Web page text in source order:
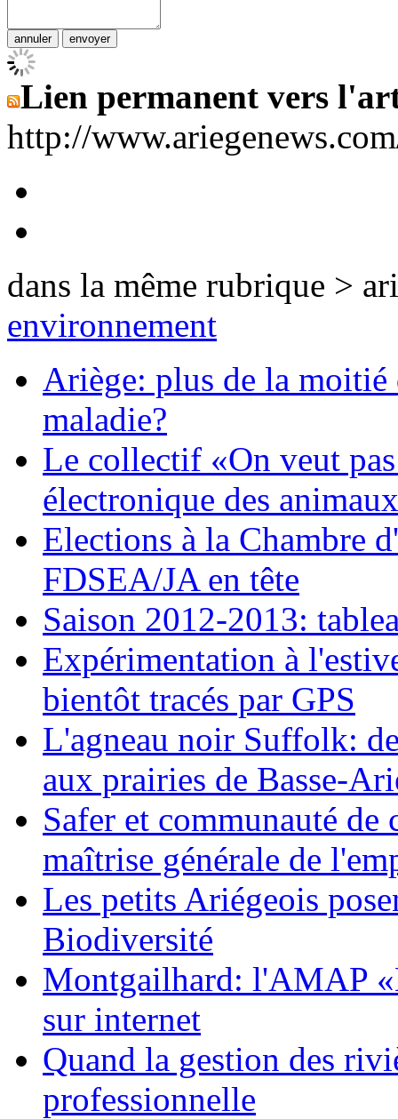
Lien permanent vers
http://
dans la même rubrique >
environnement
Ariège: plus de la moitié
maladie?
Le collectif «On veut
électronique des animaux
Elections à la Chambre
FDSEA/JA en tête
Saison 2012-2013:
Expérimentation à
bientôt tracés par GPS
L'agneau noir Suffolk:
aux prairies de Basse-
Safer et communauté de
maîtrise générale de
Les petits Ariégeois
Biodiversité
Montgailhard: l'AMAP
sur internet
Quand la gestion des
professionnelle